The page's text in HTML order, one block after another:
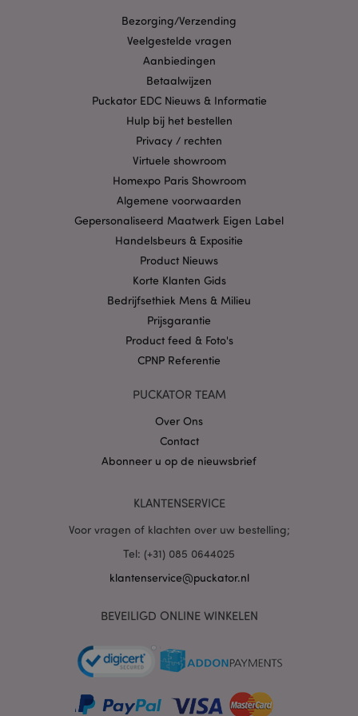
Bezorging/Verzending
Veelgestelde vragen
Aanbiedingen
Betaalwijzen
Puckator EDC Nieuws & Informatie
Hulp bij het bestellen
Privacy / rechten
Virtuele showroom
Homexpo Paris Showroom
Algemene voorwaarden
Gepersonaliseerd Maatwerk Eigen Label
Handelsbeurs & Expositie
Product Nieuws
Korte Klanten Gids
Bedrijfsethiek Mens & Milieu
Prijsgarantie
Product feed & Foto's
CPNP Referentie
PUCKATOR TEAM
Over Ons
Contact
Abonneer u op de nieuwsbrief
KLANTENSERVICE
Voor vragen of klachten over uw bestelling;
Tel: (+31) 085 0644025
klantenservice@puckator.nl
BEVEILIGD ONLINE WINKELEN
X-Magento-Vary
mage-cache-storage
mage-cache-sessid
Adobe Inc.
_GRECAPTCHA
Google LLC
form_key
Adobe Inc.
.www.puckator.nl
Privacybeleid van